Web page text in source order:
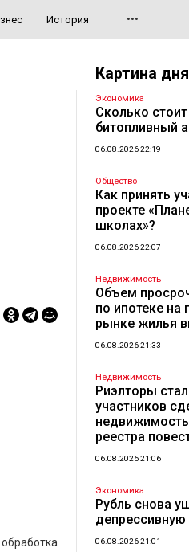
История •••
Картина дня
Экономика
Сколько
битопливный
06.08.2026 22:19
Общество
Как принять
проекте
школах»?
06.08.2026 22:07
Недвижимость
Объем
по ипотеке на
рынке жилья
06.08.2026 21:33
Недвижимость
Риэлторы
участников
реестра
06.08.2026 21:06
Экономика
Рубль снова
депрессивную
06.08.2026 21:01